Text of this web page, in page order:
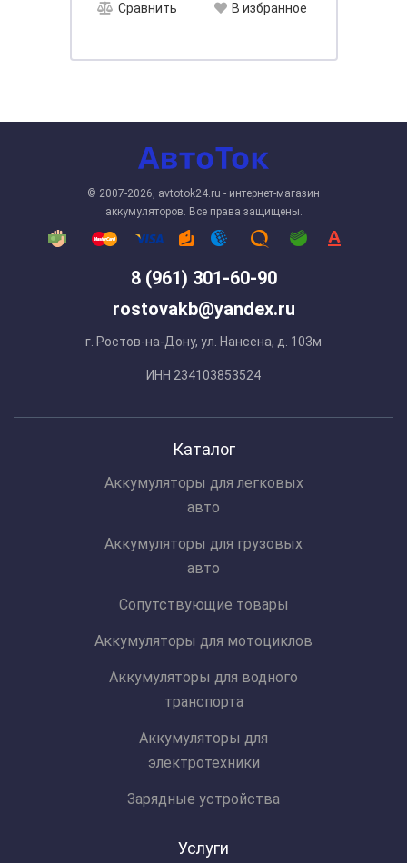
Сравнить В избранное
8 (961) 301-60-90
rostovakb@yandex.ru
г. Ростов-на-Дону, ул. Нансена, д. 103м
ИНН 234103853524
© 2007-2026, avtotok24.ru - интернет-магазин
аккумуляторов. Все права защищены.
Каталог
Аккумуляторы для легковых
авто
Аккумуляторы для грузовых
авто
Сопутствующие товары
Аккумуляторы для мотоциклов
Аккумуляторы для водного
транспорта
Аккумуляторы для
электротехники
Зарядные устройства
Услуги